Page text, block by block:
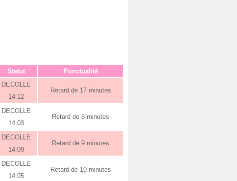
Statut Ponctualité
DECOLLE
14:12
Retard de 17 minutes
DECOLLE
14:03
Retard de 8 minutes
DECOLLE
14:09
Retard de 9 minutes
DECOLLE
14:05
Retard de 10 minutes